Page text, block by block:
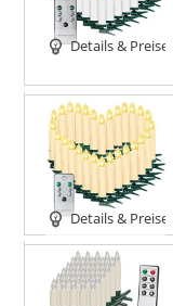
Details & Preise
Details & Preise